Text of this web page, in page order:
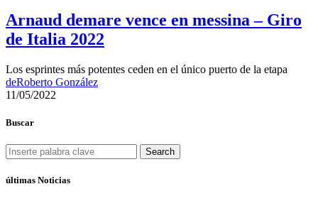
Arnaud demare vence en messina – Giro
de Italia 2022
Los esprintes más potentes ceden en el único puerto de la etapa
deRoberto González
11/05/2022
Buscar
Search
últimas Noticias